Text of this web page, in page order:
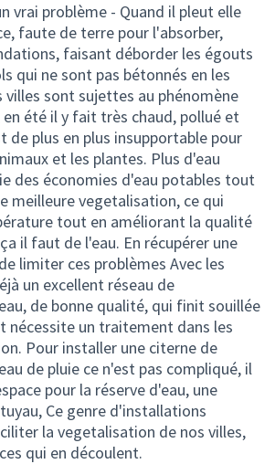
vrai problème - Quand il pleut elle
faute de terre pour l'absorber,
faisant déborder les égouts
qui ne sont pas bétonnés en les
villes sont sujettes au phénomène
été il y fait très chaud, pollué et
de plus en plus insupportable pour
et les plantes. Plus d'eau
des économies d'eau potables tout
meilleure vegetalisation, ce qui
tout en améliorant la qualité
il faut de l'eau. En récupérer une
limiter ces problèmes Avec les
un excellent réseau de
de bonne qualité, qui finit souillée
nécessite un traitement dans les
Pour installer une citerne de
de pluie ce n'est pas compliqué, il
pour la réserve d'eau, une
Ce genre d'installations
la vegetalisation de nos villes,
qui en découlent.